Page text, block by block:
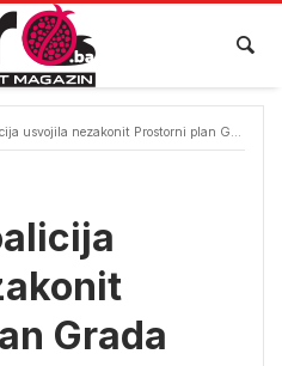
usvojila nezakonit Prostorni plan Grada Stoca
Grada